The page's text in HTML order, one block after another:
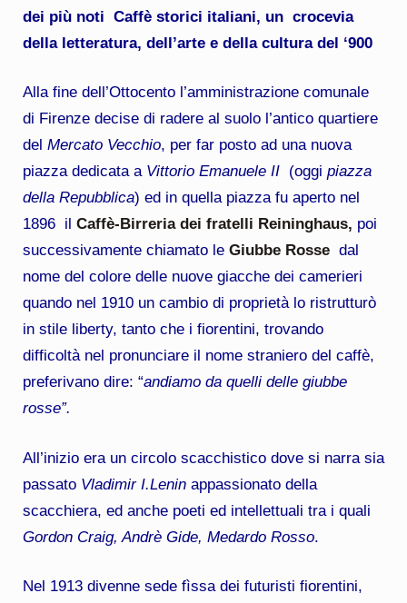
dei più noti Caffè storici italiani, un crocevia
della letteratura, dell’arte e della cultura del ‘900
Alla fine dell’Ottocento l’amministrazione comunale
di Firenze decise di radere al suolo l’antico quartiere
del Mercato Vecchio, per far posto ad una nuova
piazza dedicata a Vittorio Emanuele II(oggi piazza
della Repubblica) ed in quella piazza fu aperto nel
1896 il Caffè-Birreria dei fratelli Reininghaus, poi
successivamente chiamato le Giubbe Rossedal
nome del colore delle nuove giacche dei camerieri
quando nel 1910 un cambio di proprietà lo ristrutturò
in stile liberty, tanto che i fiorentini, trovando
difficoltà nel pronunciare il nome straniero del caffè,
preferivano dire: “andiamo da quelli delle giubbe
rosse”.
All’inizio era un circolo scacchistico dove si narra sia
passato Vladimir I.Leninappassionato della
scacchiera, ed anche poeti ed intellettuali tra i quali
Gordon Craig, Andrè Gide, Medardo Rosso.
Nel 1913 divenne sede fìssa dei futuristi fiorentini,